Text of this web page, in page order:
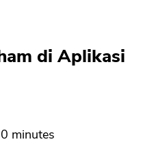
di Aplikasi
minutes